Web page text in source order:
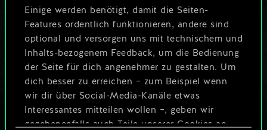
Einige werden benötigt, damit die Seiten-
Features ordentlich funktionieren, andere sind
optional und versorgen uns mit technischem und
Inhalts-bezogenem Feedback, um die Bedienung
der Seite für dich angenehmer zu gestalten. Um
dich besser zu erreichen – zum Beispiel wenn
wir dir über Social-Media-Kanäle etwas
Interessantes mitteilen wollen –, geben wir
gegebenenfalls auch Teile unserer Cookies an
Wo es doch so viel
mehr sein kann!
Deck benennen und Leitfaden
erstellen